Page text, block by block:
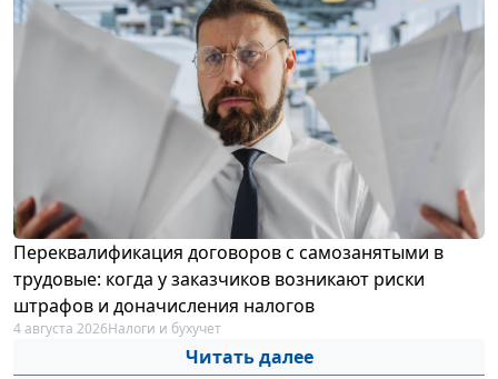
Переквалификация договоров с самозанятыми в
трудовые: когда у заказчиков возникают риски
штрафов и доначисления налогов
4 августа 2026Налоги и бухучет
Читать далее